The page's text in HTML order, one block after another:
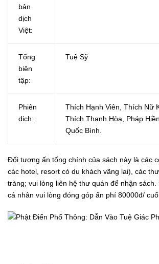
bản
dịch
Việt:
Tổng
biên
tập:
Tuệ Sỹ
Phiên
dịch:
Thích Hạnh Viên, Thích Nữ
Thích Thanh Hòa, Pháp
Quốc Bình.
Đối tượng ấn tống chính của sách này là các
các hotel, resort có du khách vãng lai), các
tràng; vui lòng liên hệ thư quán để nhận
cá nhân vui lòng đóng góp ấn phí 80000đ/